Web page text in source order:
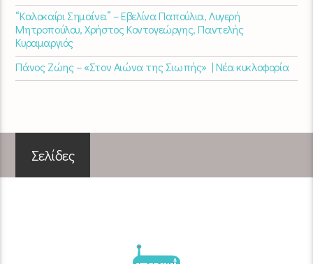
“Καλοκαίρι Σημαίνει” – Εβελίνα Παπούλια, Λυγερή
Μητροπούλου, Χρήστος Κοντογεώργης, Παντελής
Κυραμαργιός
Πάνος Ζώης – «Στον Αιώνα της Σιωπής» | Νέα κυκλοφορία
Σελίδες